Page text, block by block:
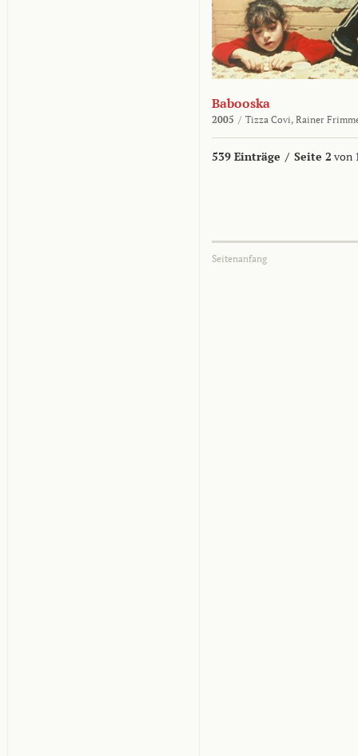
Babooska
2005 / Tizza Covi, Rainer
539 Einträge / Seite 2 von
Seitenanfang